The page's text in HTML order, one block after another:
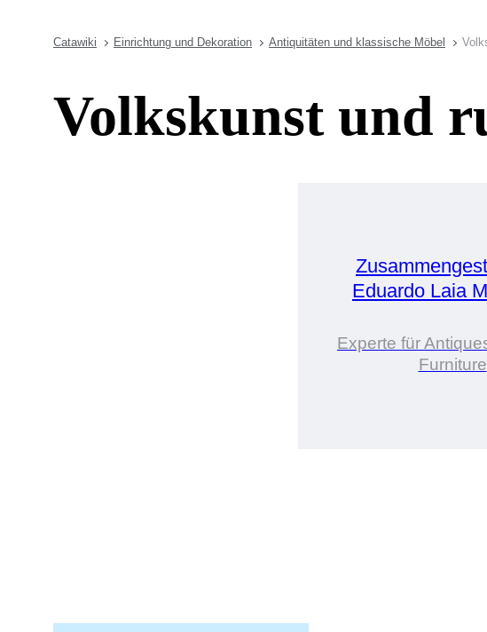
Catawiki Einrichtung und Dekoration Antiquitäten und klassische Möbel
Volkskunst und
Eduardo Laia
Experte für
Furniture